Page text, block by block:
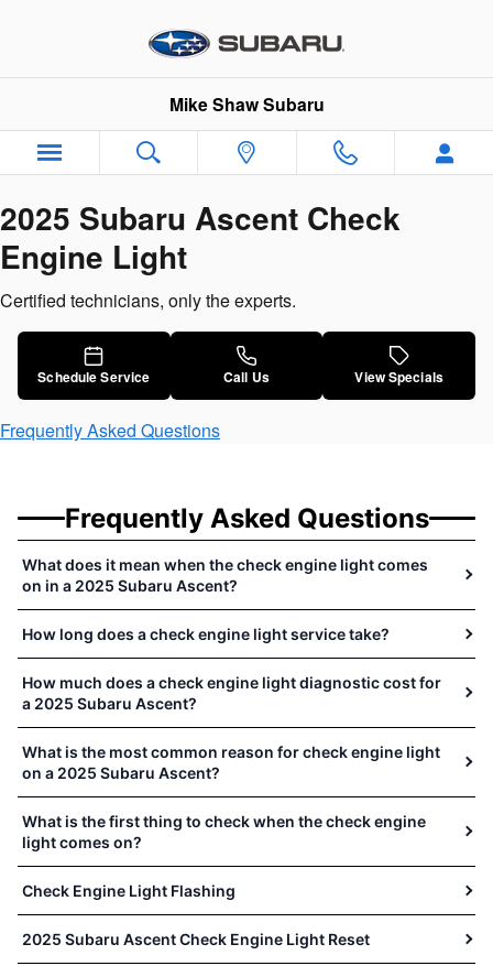
2025 Subaru Ascent Check
Mike Shaw Subaru
2025 Subaru Ascent Check
Engine Light
Certified technicians, only the experts.
Schedule Service Call Us View Specials
Frequently Asked Questions
Frequently Asked Questions
What does it mean when the check engine light comes
on in a 2025 Subaru Ascent?
How long does a check engine light service take?
How much does a check engine light diagnostic cost for
a 2025 Subaru Ascent?
What is the most common reason for check engine light
on a 2025 Subaru Ascent?
What is the first thing to check when the check engine
light comes on?
Check Engine Light Flashing
2025 Subaru Ascent Check Engine Light Reset